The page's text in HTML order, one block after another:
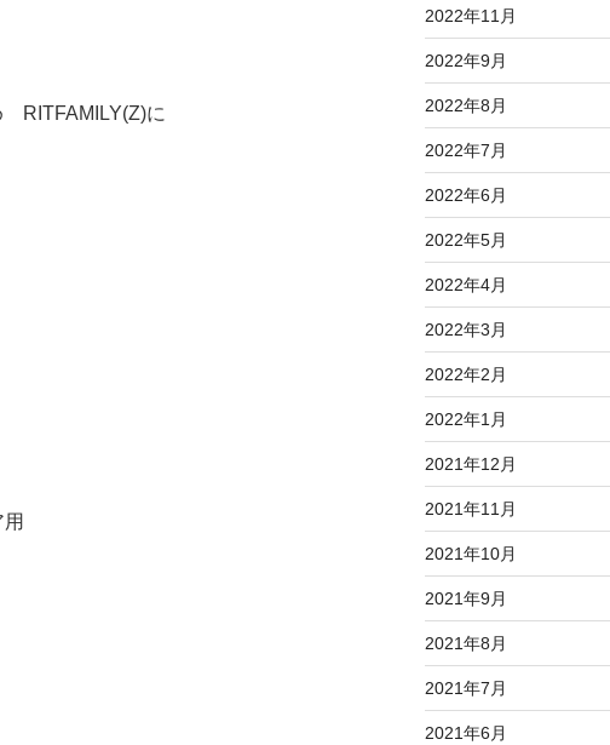
RITFAMILY(Z)に
2022年11月
2022年9月
2022年8月
2022年7月
2022年6月
2022年5月
2022年4月
2022年3月
2022年2月
2022年1月
2021年12月
2021年11月
2021年10月
2021年9月
2021年8月
2021年7月
2021年6月